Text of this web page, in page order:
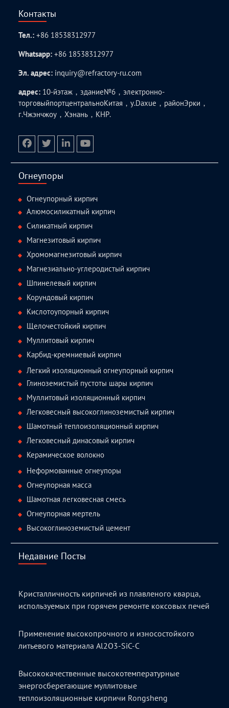
Контакты
Тел.:+86 18538312977
Whatsapp:+86 18538312977
Эл. адрес: inquiry@refractory-ru.com
адрес: 10-йэтаж，здание№6，электронно-
торговыйпортцентральноКитая，у.Daxue，районЭрки，
г.Чжэнчжоу，Хэнань，КНР.
Огнеупоры
Огнеупорный кирпич
Алюмосиликатный кирпич
Силикатный кирпич
Магнезитовый кирпич
Хромомагнезитовый кирпич
Магнезиально-углеродистый кирпич
Шпинелевый кирпич
Корундовый кирпич
Кислотоупорный кирпич
Щелочестойкий кирпич
Муллитовый кирпич
Карбид-кремниевый кирпич
Легкий изоляционный огнеупорный кирпич
Глиноземистый пустоты шары кирпич
Муллитовый изоляционный кирпич
Легковесный высокоглиноземистый кирпич
Шамотный теплоизоляционный кирпич
Легковесный динасовый кирпич
Керамическое волокно
Неформованные огнеупоры
Огнеупорная масса
Шамотная легковесная смесь
Огнеупорная мертель
Высокоглиноземистый цемент
Недавние Посты
Кристалличность кирпичей из плавленого кварца,
используемых при горячем ремонте коксовых печей
Применение высокопрочного и износостойкого
литьевого материала Al2O3-SiC-C
Высококачественные высокотемпературные
энергосберегающие муллитовые
теплоизоляционные кирпичи Rongsheng